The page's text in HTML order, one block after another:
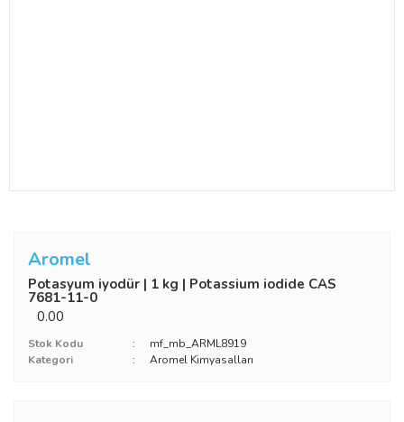
Aromel
Potasyum iyodür | 1 kg | Potassium iodide CAS
7681-11-0
0.00
Stok Kodu
mf_mb_ARML8919
Kategori
Aromel Kimyasalları